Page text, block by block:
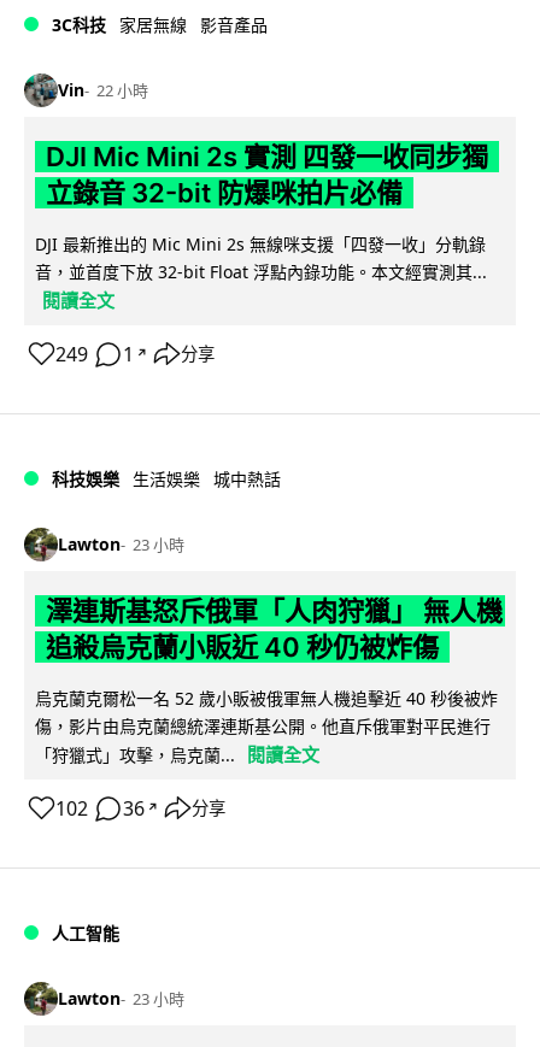
3C科技 家居無線 影音產品
Vin 22 小時
DJI Mic Mini 2s 實測 四發一收同步獨
立錄音 32-bit 防爆咪拍片必備
DJI 最新推出的 Mic Mini 2s 無線咪支援「四發一收」分軌錄
音，並首度下放 32-bit Float 浮點內錄功能。本文經實測其...
閱讀全文
249 1 ↗ 分享
科技娛樂 生活娛樂 城中熱話
Lawton 23 小時
澤連斯基怒斥俄軍「人肉狩獵」 無人機
追殺烏克蘭小販近 40 秒仍被炸傷
烏克蘭克爾松一名 52 歲小販被俄軍無人機追擊近 40 秒後被炸
傷，影片由烏克蘭總統澤連斯基公開。他直斥俄軍對平民進行
「狩獵式」攻擊，烏克蘭...
閱讀全文
102 36 ↗ 分享
人工智能
Lawton 23 小時